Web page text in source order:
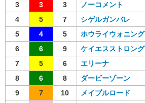
3
3 3 ノーコメント
4
5 7 シゲルガンバレ
5
4 5 ホウライウォニング
6
6 9 ケイエスストロング
7
5 6 エリーナ
8
6 8 ダービーゾーン
9
7 10 メイプルロード